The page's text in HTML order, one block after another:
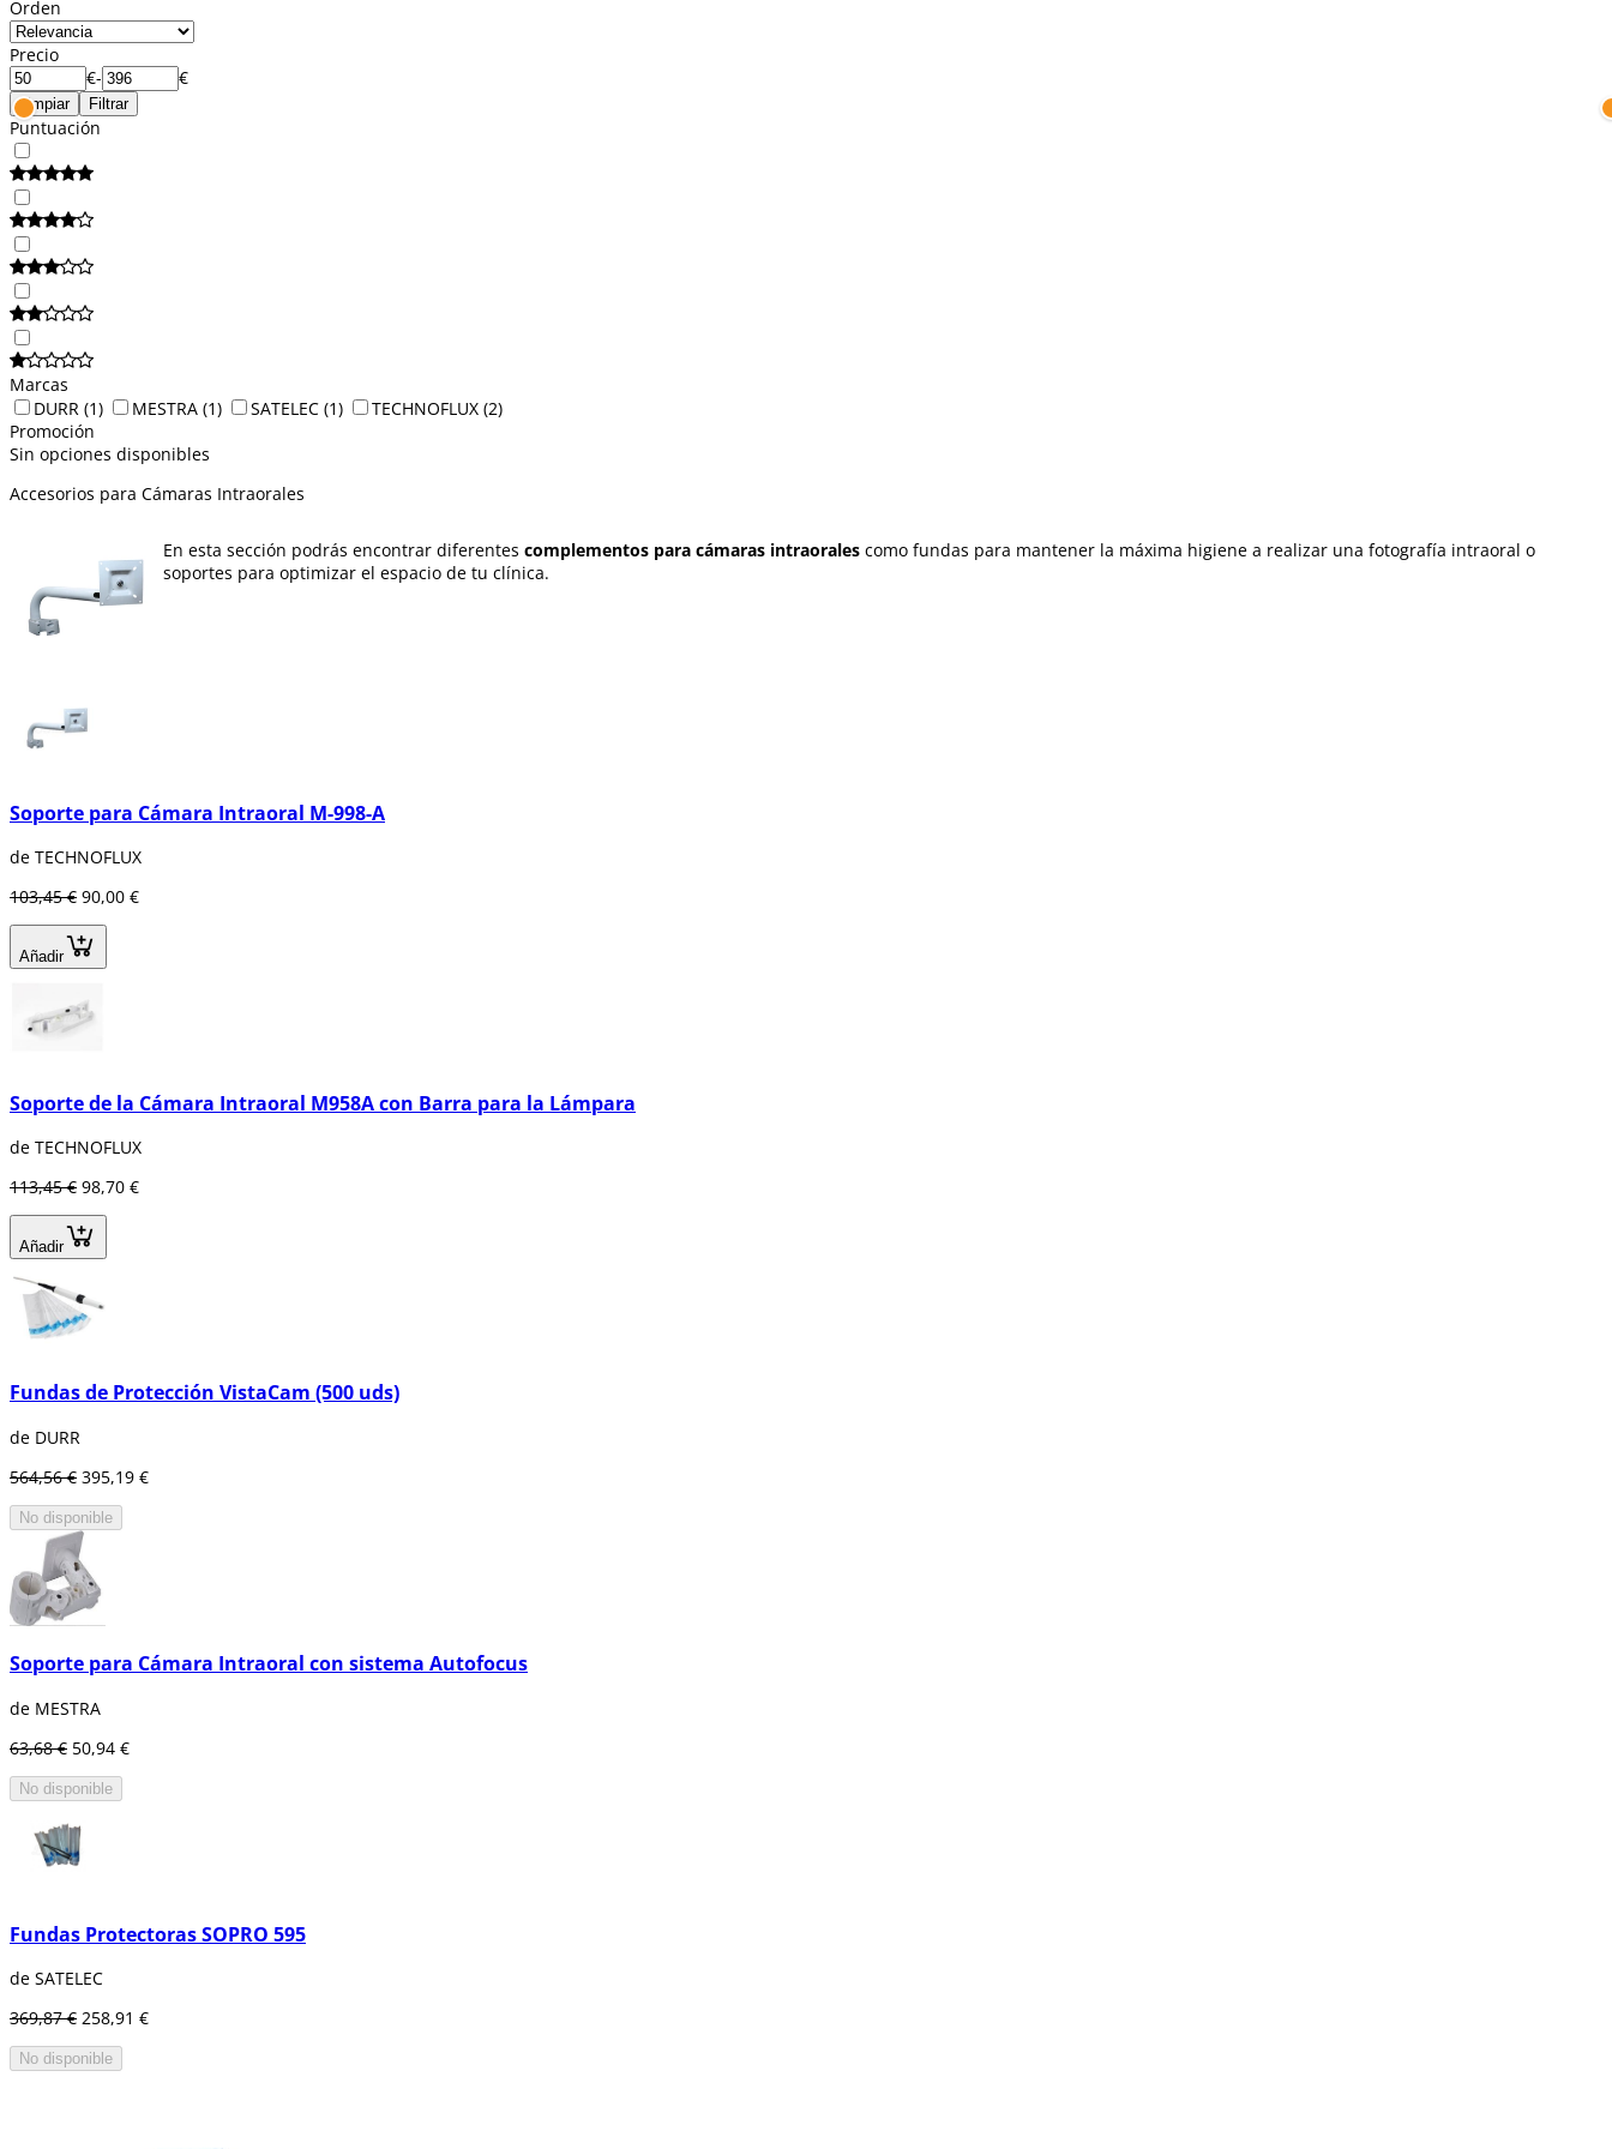
Orden
Precio
€- €
Limpiar Filtrar
Puntuación
Marcas
DURR (1) MESTRA (1) SATELEC (1) TECHNOFLUX (2)
Promoción
Sin opciones disponibles
Accesorios para Cámaras Intraorales
En esta sección podrás encontrar diferentes complementos para cámaras intraorales como fundas para mantener la máxima higiene a realizar una fotografía intraoral o
soportes para optimizar el espacio de tu clínica.
Soporte para Cámara Intraoral M-998-A
de TECHNOFLUX
103,45 € 90,00 €
Añadir
Soporte de la Cámara Intraoral M958A con Barra para la Lámpara
de TECHNOFLUX
113,45 € 98,70 €
Añadir
Fundas de Protección VistaCam (500 uds)
de DURR
564,56 € 395,19 €
No disponible
Soporte para Cámara Intraoral con sistema Autofocus
de MESTRA
63,68 € 50,94 €
No disponible
Fundas Protectoras SOPRO 595
de SATELEC
369,87 € 258,91 €
No disponible